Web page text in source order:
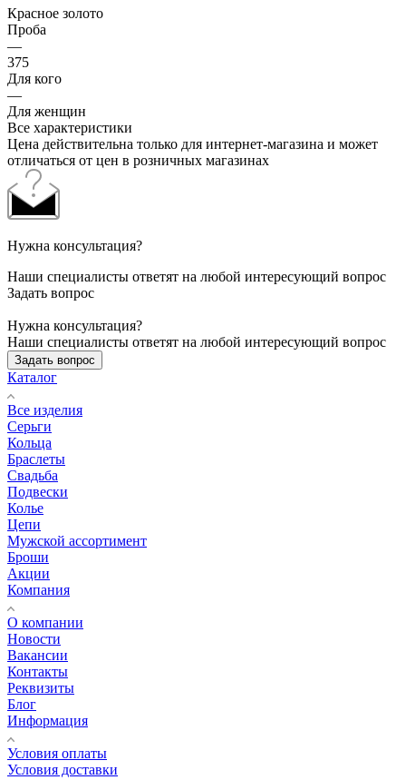
Красное золото
Проба
—
375
Для кого
—
Для женщин
Все характеристики
Цена действительна только для интернет-магазина и может
отличаться от цен в розничных магазинах
Нужна консультация?
Наши специалисты ответят на любой интересующий вопрос
Задать вопрос
Нужна консультация?
Наши специалисты ответят на любой интересующий вопрос
Задать вопрос
Каталог
Все изделия
Серьги
Кольца
Браслеты
Свадьба
Подвески
Колье
Цепи
Мужской ассортимент
Броши
Акции
Компания
О компании
Новости
Вакансии
Контакты
Реквизиты
Блог
Информация
Условия оплаты
Условия доставки